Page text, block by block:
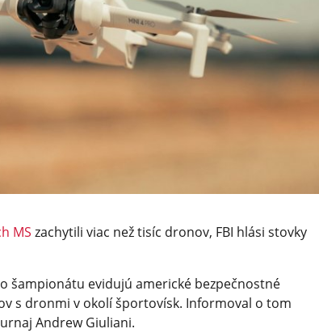
MS zachytili viac než tisíc dronov, FBI hlási stovky
šampionátu evidujú americké bezpečnostné
s dronmi v okolí športovísk. Informoval o tom
Andrew Giuliani.